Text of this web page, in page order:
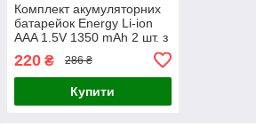
Комплект акумуляторних
батарейок Energy Li-ion
AAA 1.5V 1350 mAh 2 шт. з
(10598)
220 ₴ 286 ₴
Купити